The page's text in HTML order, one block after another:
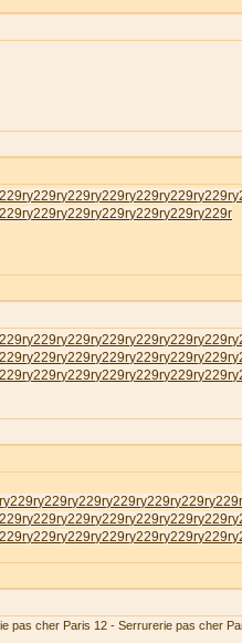
у229rу229rу229rу229rу229rу229r
у229rу229rу229rу229rу229rу229r
у229rу229rу229rу229rу229rу229r
у229rу229rу229rу229rу229rу229r
у229rу229rу229rу229rу229rу229r
у229rу229rу229rу229rу229rу229rу229r
у229rу229rу229rу229rу229rу229r
у229rу229rу229rу229rу229rу229r
pas cher Paris 12 - Serrurerie pas cher